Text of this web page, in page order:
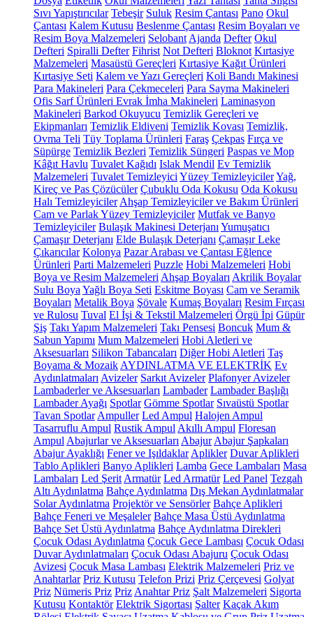
Sıvı Yapıştırıcılar Tebeşir Suluk Resim Çantası Pano Okul
Çantası Kalem Kutusu Beslenme Çantası Resim Boyaları ve
Resim Boya Malzemeleri Selobant Ajanda Defter Okul
Defteri Spiralli Defter Fihrist Not Defteri Bloknot Kırtasiye
Malzemeleri Masaüstü Gereçleri Kırtasiye Kağıt Ürünleri
Kırtasiye Seti Kalem ve Yazı Gereçleri Koli Bandı Makinesi
Para Makineleri Para Çekmeceleri Para Sayma Makineleri
Ofis Sarf Ürünleri Evrak İmha Makineleri Laminasyon
Makineleri Barkod Okuyucu Temizlik Gereçleri ve
Ekipmanları Temizlik Eldiveni Temizlik Kovası Temizlik,
Ovma Teli Tüy Toplama Ürünleri Faraş Çekpas Fırça ve
Süpürge Temizlik Bezleri Temizlik Süngeri Paspas ve Mop
Kâğıt Havlu Tuvalet Kağıdı Islak Mendil Ev Temizlik
Malzemeleri Tuvalet Temizleyici Yüzey TemizleyicilerYağ,
Kireç ve Pas Çözücüler Çubuklu Oda Kokusu Oda Kokusu
Halı Temizleyiciler Ahşap Temizleyiciler ve Bakım Ürünleri
Cam ve Parlak Yüzey Temizleyiciler Mutfak ve Banyo
Temizleyiciler Bulaşık Makinesi Deterjanı Yumuşatıcı
Çamaşır Deterjanı Elde Bulaşık Deterjanı Çamaşır Leke
Çıkarıcılar Kolonya Pazar Arabası ve Çantası Eğlence
Ürünleri Parti Malzemeleri Puzzle Hobi Malzemeleri Hobi
Boya ve Resim Malzemeleri Ahşap Boyaları Akrilik Boyalar
Sulu Boya Yağlı Boya Seti Eskitme Boyası Cam ve Seramik
Boyaları Metalik Boya Şövale Kumaş Boyaları Resim Fırçası
ve Rulosu Tuval El İşi & Tekstil Malzemeleri Örgü İpi Güpür
Şiş Takı Yapım Malzemeleri Takı Pensesi Boncuk Mum &
Sabun Yapımı Mum Malzemeleri Hobi Aletleri ve
Aksesuarları Silikon Tabancaları Diğer Hobi Aletleri Taş
Boyama & Mozaik AYDINLATMA VE ELEKTRİK Ev
Aydınlatmaları Avizeler Sarkıt Avizeler Plafonyer Avizeler
Lambaderler ve Aksesuarları Lambader Lambader Başlığı
Lambader Ayağı Spotlar Gömme Spotlar Sıvaüstü Spotlar
Tavan Spotlar Ampuller Led Ampul Halojen Ampul
Tasarruflu Ampul Rustik Ampul Akıllı Ampul Floresan
Ampul Abajurlar ve Aksesuarları Abajur Abajur Şapkaları
Abajur Ayaklığı Fener ve Işıldaklar Aplikler Duvar Aplikleri
Tablo Aplikleri Banyo Aplikleri Lamba Gece Lambaları Masa
Lambaları Led Şerit Armatür Led Armatür Led Panel Tezgah
Altı Aydınlatma Bahçe Aydınlatma Dış Mekan Aydınlatmalar
Solar Aydınlatma Projektör ve Sensörler Bahçe Aplikleri
Bahçe Feneri ve Meşaleler Bahçe Masa Üstü Aydınlatma
Bahçe Set Üstü Aydınlatma Bahçe Aydınlatma Direkleri
Çocuk Odası Aydınlatma Çocuk Gece Lambası Çocuk Odası
Duvar Aydınlatmaları Çocuk Odası Abajuru Çocuk Odası
Avizesi Çocuk Masa Lambası Elektrik Malzemeleri Priz ve
Anahtarlar Priz Kutusu Telefon Prizi Priz Çerçevesi Golyat
Priz Nümeris Priz Priz Anahtar Priz Şalt Malzemeleri Sigorta
Kutusu Kontaktör Elektrik Sigortası Şalter Kaçak Akım